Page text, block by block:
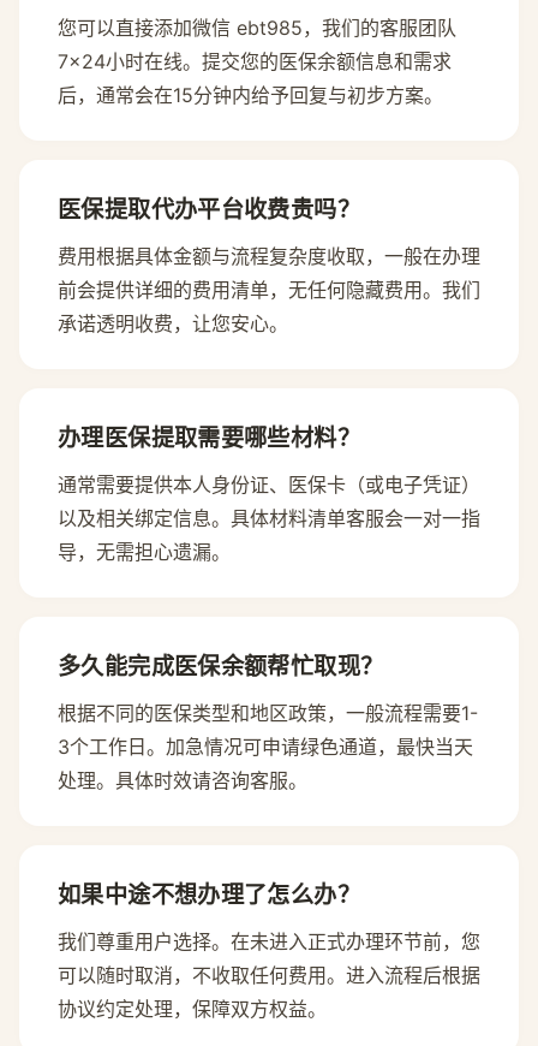
您可以直接添加微信 ebt985，我们的客服团队
7×24小时在线。提交您的医保余额信息和需求
后，通常会在15分钟内给予回复与初步方案。
医保提取代办平台收费贵吗？
费用根据具体金额与流程复杂度收取，一般在办理
前会提供详细的费用清单，无任何隐藏费用。我们
承诺透明收费，让您安心。
办理医保提取需要哪些材料？
通常需要提供本人身份证、医保卡（或电子凭证）
以及相关绑定信息。具体材料清单客服会一对一指
导，无需担心遗漏。
多久能完成医保余额帮忙取现？
根据不同的医保类型和地区政策，一般流程需要1-
3个工作日。加急情况可申请绿色通道，最快当天
处理。具体时效请咨询客服。
如果中途不想办理了怎么办？
我们尊重用户选择。在未进入正式办理环节前，您
可以随时取消，不收取任何费用。进入流程后根据
协议约定处理，保障双方权益。